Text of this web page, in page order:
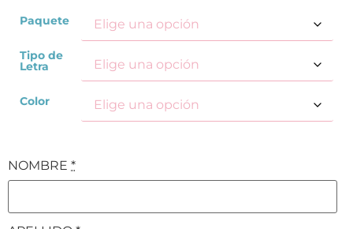
Paquete
Tipo de
Letra
Color
NOMBRE *